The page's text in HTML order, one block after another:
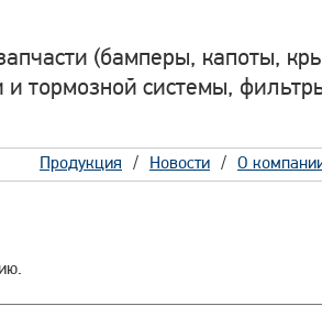
(бамперы, капоты,
тормозной системы,
Продукция Новости О